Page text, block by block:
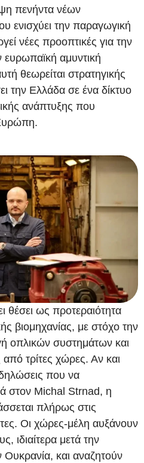
πενήντα νέων
ενισχύει την παραγωγική
νέες προοπτικές για την
ευρωπαϊκή αμυντική
θεωρείται στρατηγικής
την Ελλάδα σε ένα δίκτυο
ανάπτυξης που
ως προτεραιότητα
βιομηχανίας, με στόχο την
οπλικών συστημάτων και
τρίτες χώρες. Αν και
που να
στον Michal Strnad, η
πλήρως στις
Οι χώρες-μέλη αυξάνουν
ιδιαίτερα μετά την
και αναζητούν